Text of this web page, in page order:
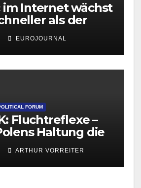
im Internet wächst
als der
EUROJOURNAL
FORUM
Fluchtreflexe –
Haltung die
ARTHUR VORREITER